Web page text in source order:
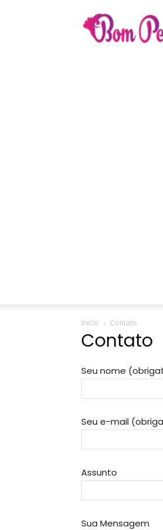
Penteados
Início Contato
Contato
Seu nome
Seu e-mail
Assunto
Sua Mensagem